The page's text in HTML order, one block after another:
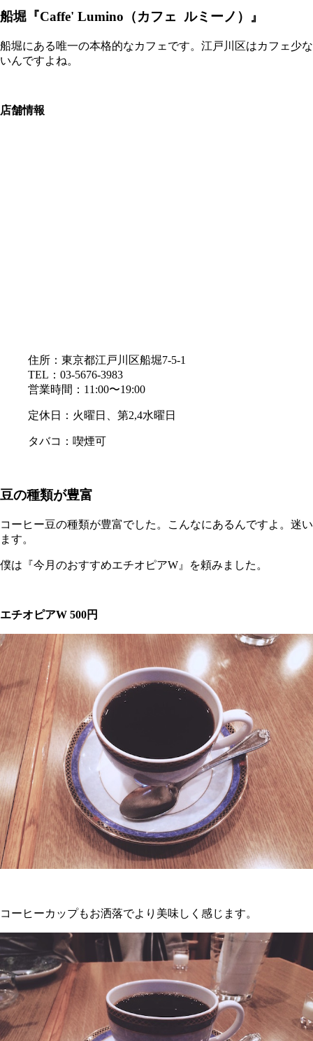
船堀『Caffe' Lumino（カフェ ルミーノ）』
船堀にある唯一の本格的なカフェです。江戸川区はカフェ少な
いんですよね。
店舗情報
住所：東京都江戸川区船堀7-5-1
TEL：03-5676-3983
営業時間：11:00〜19:00
定休日：火曜日、第2,4水曜日
タバコ：喫煙可
豆の種類が豊富
コーヒー豆の種類が豊富でした。こんなにあるんですよ。迷い
ます。
僕は『今月のおすすめエチオピアW』を頼みました。
エチオピアW 500円
コーヒーカップもお洒落でより美味しく感じます。